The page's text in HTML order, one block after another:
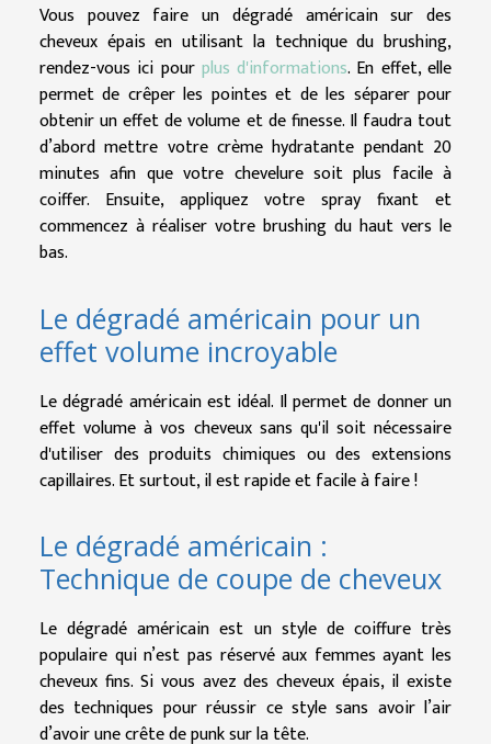
Vous pouvez faire un dégradé américain sur des
cheveux épais en utilisant la technique du brushing,
rendez-vous ici pour plus d'informations. En effet, elle
permet de crêper les pointes et de les séparer pour
obtenir un effet de volume et de finesse. Il faudra tout
d’abord mettre votre crème hydratante pendant 20
minutes afin que votre chevelure soit plus facile à
coiffer. Ensuite, appliquez votre spray fixant et
commencez à réaliser votre brushing du haut vers le
bas.
Le dégradé américain pour un
effet volume incroyable
Le dégradé américain est idéal. Il permet de donner un
effet volume à vos cheveux sans qu'il soit nécessaire
d'utiliser des produits chimiques ou des extensions
capillaires. Et surtout, il est rapide et facile à faire !
Le dégradé américain :
Technique de coupe de cheveux
Le dégradé américain est un style de coiffure très
populaire qui n’est pas réservé aux femmes ayant les
cheveux fins. Si vous avez des cheveux épais, il existe
des techniques pour réussir ce style sans avoir l’air
d’avoir une crête de punk sur la tête.